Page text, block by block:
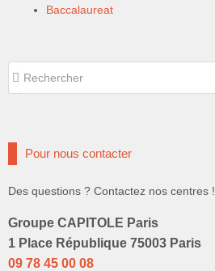
Baccalaureat
Rechercher
Pour nous contacter
Des questions ? Contactez nos centres !
Groupe CAPITOLE Paris
1 Place République 75003 Paris
09 78 45 00 08